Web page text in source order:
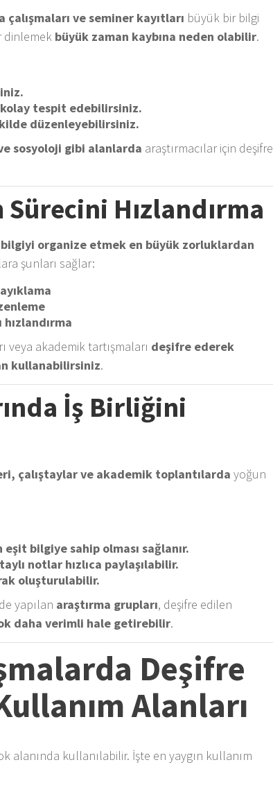
ve seminer kayıtları büyük bir bilgi
dinlemek büyük zaman kaybına neden olabilir.
tespit edebilirsiniz.
düzenleyebilirsiniz.
sosyoloji gibi alanlarda araştırmacılar için deşifre
Sürecini Hızlandırma
bilgiyi organize etmek en büyük zorluklardan
şunları sağlar:
veya akademik tartışmaları deşifre ederek
kullanabilirsiniz.
İş Birliğini
çalıştaylar ve akademik toplantılarda yoğun
eşit bilgiye sahip olması sağlanır.
notlar hızlıca paylaşılabilir.
oluşturulabilir.
yapılan araştırma grupları, deşifre edilen
daha verimli hale getirebilir.
Deşifre
Alanları
alanında kullanılabilir. İşte en yaygın kullanım